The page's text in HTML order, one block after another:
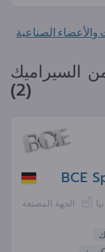
الصناعية
السيراميك
(2)
BCE
الجهة المصنعة